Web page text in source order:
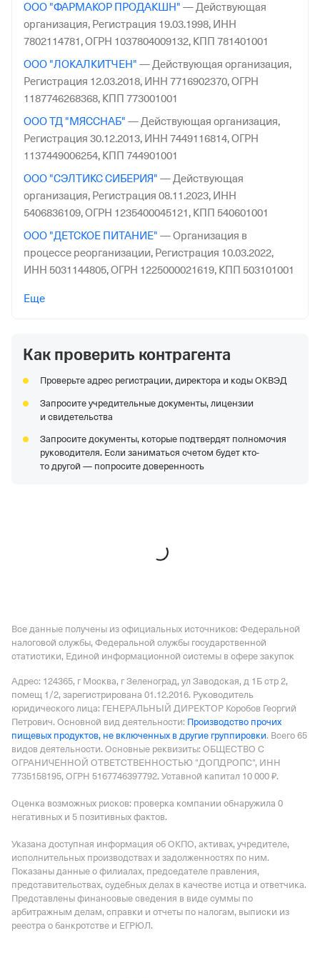
ООО "ФАРМАКОР ПРОДАКШН" — Действующая
организация, Регистрация 19.03.1998, ИНН
7802114781,ОГРН 1037804009132, КПП 781401001
ООО "ЛОКАЛКИТЧЕН" — Действующая организация,
Регистрация 12.03.2018, ИНН 7716902370,ОГРН
1187746268368, КПП 773001001
ООО ТД "МЯССНАБ" — Действующая организация,
Регистрация 30.12.2013, ИНН 7449116814,ОГРН
1137449006254, КПП 744901001
ООО "СЭЛТИКС СИБЕРИЯ" — Действующая
организация, Регистрация 08.11.2023, ИНН
5406836109,ОГРН 1235400045121, КПП 540601001
ООО "ДЕТСКОЕ ПИТАНИЕ" —Организация в
процессе реорганизации, Регистрация 10.03.2022,
ИНН 5031144805,ОГРН 1225000021619, КПП 503101001
ОБЩЕСТВО С ОГРАНИЧЕННОЙ ОТВЕТСТВЕННОСТЬЮ
Регистрация 15.04.2009,ИНН 2457068072, ОГРН
1092457000844,КПП 245701001
ООО "МОРОЗ"
Регистрация 26.05.2015,ИНН 2204075449, ОГРН
1152204002543, КПП 220401001
Регистрация 18.06.2001,
Еще
Как проверить контрагента
Проверьте адрес регистрации, директора и коды ОКВЭД
Запросите учредительные документы, лицензии
и свидетельства
Запросите документы, которые подтвердят полномочия
руководителя. Если заниматься счетом будет кто-
то другой — попросите доверенность
Все данные получены из официальных источников: Федеральной
налоговой службы, Федеральной службы государственной
статистики, Единой информационной системы в сфере закупок
Адрес: 124365, г Москва, г Зеленоград, ул Заводская, д 1Б стр 2,
помещ 1/2, зарегистрирована 01.12.2016. Руководитель
юридического лица: ГЕНЕРАЛЬНЫЙ ДИРЕКТОР Коробов Георгий
Петрович. Основной вид деятельности: Производство прочих
пищевых продуктов, не включенных в другие группировки. Всего 65
видов деятельности. Основные реквизиты: ОБЩЕСТВО С
ОГРАНИЧЕННОЙ ОТВЕТСТВЕННОСТЬЮ "ДОПДРОПС", ИНН
7735158195, ОГРН 5167746397792. Уставной капитал 10 000 ₽.
Оценка возможных рисков: проверка компании обнаружила 0
негативных и 5 позитивных фактов.
Указана доступная информация об ОКПО, активах, учредителе,
исполнительных производствах и задолженностях по ним.
Показаны данные о филиалах, председателе правления,
представительствах, судебных делах в качестве истца и ответчика.
Представлены финансовые сведения в виде суммы по
арбитражным делам, справки и отчеты по налогам, выписки из
реестра о банкротстве и ЕГРЮЛ.